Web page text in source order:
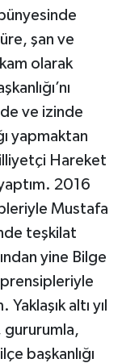
şan ve
olarak
ve izinde
yapmaktan
Hareket
2016
Mustafa
teşkilat
yine Bilge
altı yıl
gururumla,
başkanlığı